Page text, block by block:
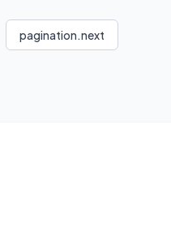
pagination.next